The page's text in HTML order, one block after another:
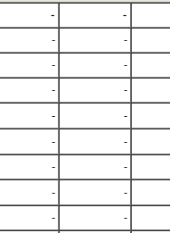
- -
- -
- -
- -
- -
- -
- -
- -
- -